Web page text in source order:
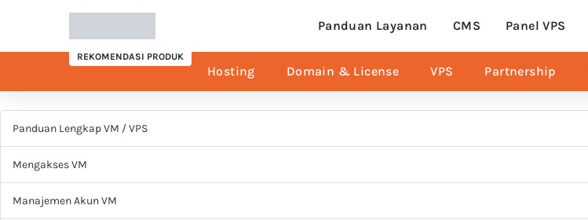
Panduan Layanan CMS Panel VPS
REKOMENDASI PRODUK
Hosting Domain & License VPS Partnership
Panduan Lengkap VM / VPS
Mengakses VM
Manajemen Akun VM